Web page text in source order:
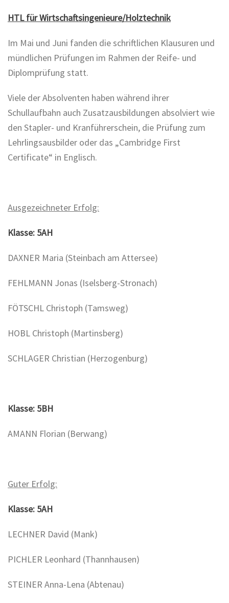
HTL für Wirtschaftsingenieure/Holztechnik
Im Mai und Juni fanden die schriftlichen Klausuren und
mündlichen Prüfungen im Rahmen der Reife- und
Diplomprüfung statt.
Viele der Absolventen haben während ihrer
Schullaufbahn auch Zusatzausbildungen absolviert wie
den Stapler- und Kranführerschein, die Prüfung zum
Lehrlingsausbilder oder das „Cambridge First
Certificate“ in Englisch.
Ausgezeichneter Erfolg:
Klasse: 5AH
DAXNER Maria (Steinbach am Attersee)
FEHLMANN Jonas (Iselsberg-Stronach)
FÖTSCHL Christoph (Tamsweg)
HOBL Christoph (Martinsberg)
SCHLAGER Christian (Herzogenburg)
Klasse: 5BH
AMANN Florian (Berwang)
Guter Erfolg:
Klasse: 5AH
LECHNER David (Mank)
PICHLER Leonhard (Thannhausen)
STEINER Anna-Lena (Abtenau)